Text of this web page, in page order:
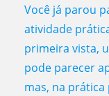
Você já parou
atividade
primeira vista,
pode parecer
mas, na prática